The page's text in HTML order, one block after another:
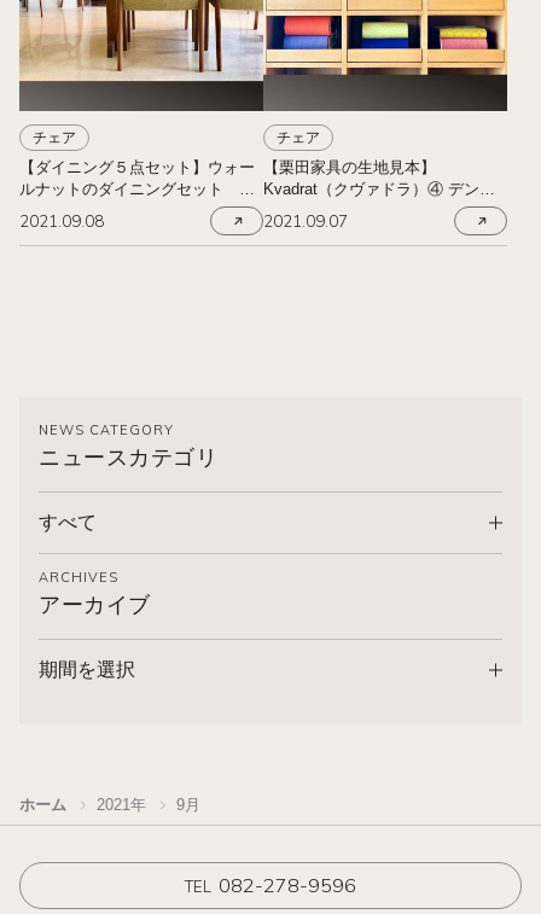
NEWS CATEGORY
ニュースカテゴリ
すべて
ARCHIVES
アーカイブ
期間を選択
チェア
【ダイニング５点セット】ウォー
ルナットのダイニングセット 広
島の西区商工センターにある栗田
家具
2021.09.08
チェア
【栗田家具の生地見本】
Kvadrat（クヴァドラ）④ デンマ
ークの 超有名テキスタイルメーカ
ー
2021.09.07
ホーム 2021年 9月
TEL 082-278-9596